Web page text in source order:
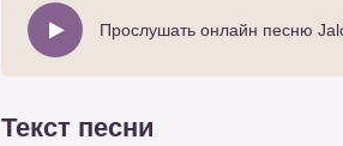
Прослушать онлайн песню
Текст песни